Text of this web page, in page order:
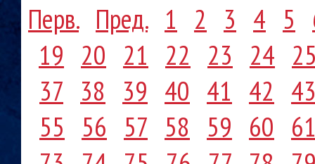
Перв. Пред. 1 2 3 4 5
19 20 21 22 23 24
37 38 39 40 41 42
55 56 57 58 59 60